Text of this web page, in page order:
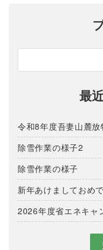
最
令和8年度吾妻山麓
除雪作業の様子2
除雪作業の様子
新年あけましておめ
2026年度省エネキャ